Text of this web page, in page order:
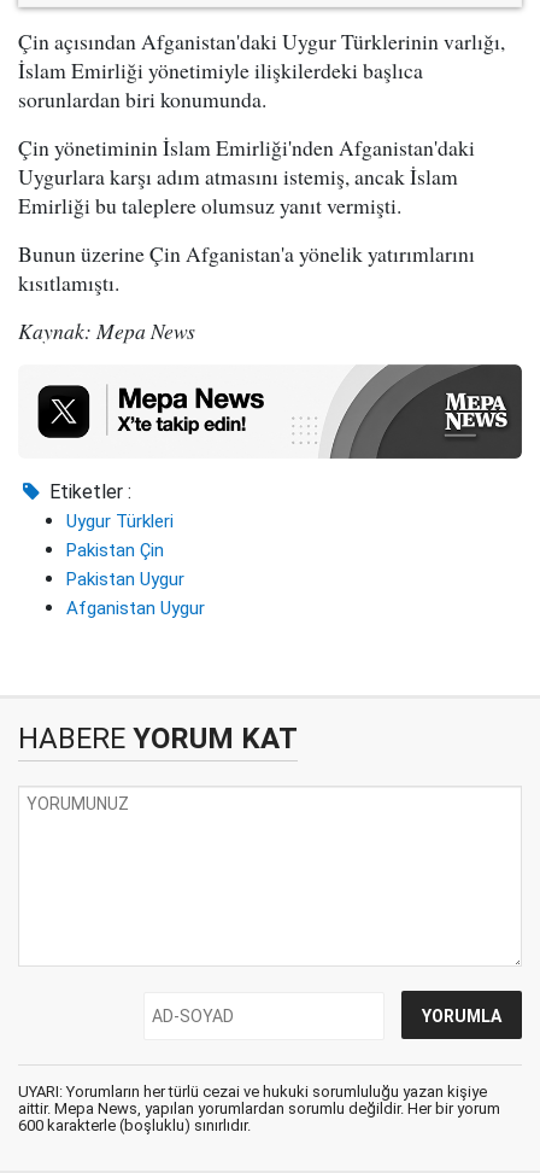
Çin açısından Afganistan'daki Uygur Türklerinin varlığı,
İslam Emirliği yönetimiyle ilişkilerdeki başlıca
sorunlardan biri konumunda.
Çin yönetiminin İslam Emirliği'nden Afganistan'daki
Uygurlara karşı adım atmasını istemiş, ancak İslam
Emirliği bu taleplere olumsuz yanıt vermişti.
Bunun üzerine Çin Afganistan'a yönelik yatırımlarını
kısıtlamıştı.
Kaynak: Mepa News
Etiketler :
Uygur Türkleri
Pakistan Çin
Pakistan Uygur
Afganistan Uygur
HABERE YORUM KAT
UYARI: Yorumların her türlü cezai ve hukuki sorumluluğu yazan kişiye
aittir. Mepa News, yapılan yorumlardan sorumlu değildir. Her bir yorum
600 karakterle (boşluklu) sınırlıdır.